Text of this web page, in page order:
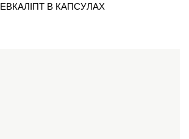
ЕВКАЛІПТ В КАПСУЛАХ